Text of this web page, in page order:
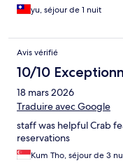
yu, séjour de 1 nuit
Avis vérifié
10/10
18 mars 2026
Traduire avec Google
staff was helpful Crab
reservations
Kum Tho, séjour de 3